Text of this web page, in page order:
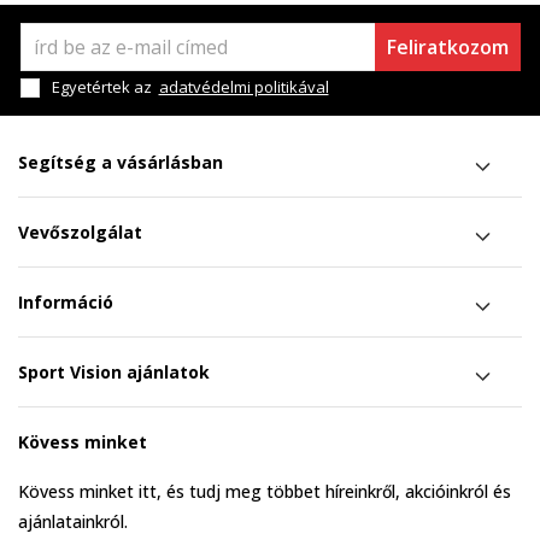
Feliratkozom
Egyetértek az adatvédelmi politikával
Segítség a vásárlásban
Vevőszolgálat
Információ
Sport Vision ajánlatok
Kövess minket
Kövess minket itt, és tudj meg többet híreinkről, akcióinkról és
ajánlatainkról.